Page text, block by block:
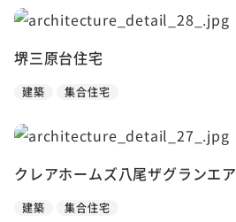
堺三原台住宅
建築 集合住宅
クレアホームズ八尾ザグランエア
建築 集合住宅